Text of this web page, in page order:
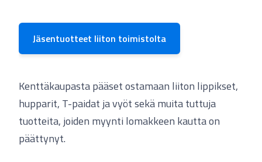
Jäsentuotteet liiton toimistolta
Kenttäkaupasta pääset ostamaan liiton lippikset,
hupparit, T-paidat ja vyöt sekä muita tuttuja
tuotteita, joiden myynti lomakkeen kautta on
päättynyt.